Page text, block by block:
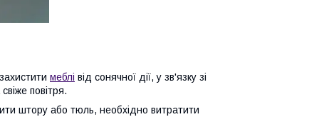
меблі від сонячної дії, у зв'язку зі
повітря.
штору або тюль, необхідно витратити